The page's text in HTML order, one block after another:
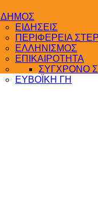
ΕΙΔΗΣΕΙΣ
ΠΕΡΙΦΕΡΕΙΑ
ΕΛΛΗΝΙΣΜΟΣ
ΕΠΙΚΑΙΡΟΤΗΤΑ
ΣΥΓΧΡΟΝΟ
ΕΥΒΟΪΚΗ ΓΗ